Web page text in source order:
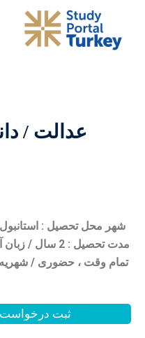
آیوان سارای
تحصیلی : فوق دیپلم /
/ زبان آموزشی : ترکی / نوع آموزش :
2.00 دلار / شهریه با تخفیف